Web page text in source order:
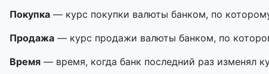
Покупка — курс покупки валюты банком, по
Продажа — курс продажи валюты банком, по
Время — время, когда банк последний раз изменял